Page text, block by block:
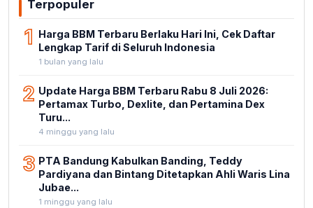
Terpopuler
1 Harga BBM Terbaru Berlaku Hari Ini, Cek Daftar
Lengkap Tarif di Seluruh Indonesia
1 bulan yang lalu
2 Update Harga BBM Terbaru Rabu 8 Juli 2026:
Pertamax Turbo, Dexlite, dan Pertamina Dex
Turu...
4 minggu yang lalu
3 PTA Bandung Kabulkan Banding, Teddy
Pardiyana dan Bintang Ditetapkan Ahli Waris Lina
Jubae...
1 minggu yang lalu